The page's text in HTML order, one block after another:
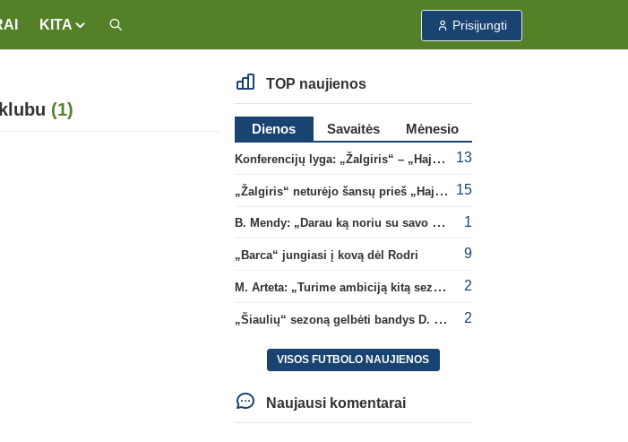
KITA Prisijungti
(1)
TOP naujienos
Dienos Savaitės
Mėnesio
Konferencijų lyga: „Žalgiris“ – „Hajduk“ (rungtynės tiesiogiai)
13
„Žalgiris“ neturėjo šansų prieš „Hajduk“ 15
B. Mendy: „Darau ką noriu su savo pasaulio čempionato titulu“ 1
„Barca“ jungiasi į kovą dėl Rodri 9
M. Arteta: „Turime ambiciją kitą sezoną kovoti dėl visų titulų“ 2
„Šiaulių“ sezoną gelbėti bandys D. Lastauskas 2
VISOS FUTBOLO NAUJIENOS
Naujausi komentarai